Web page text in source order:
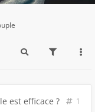
est efficace ?
1